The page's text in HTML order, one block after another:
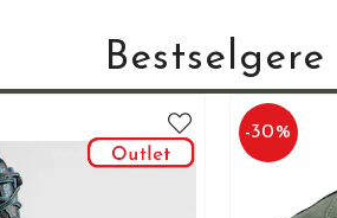
Bestselgere
-30%